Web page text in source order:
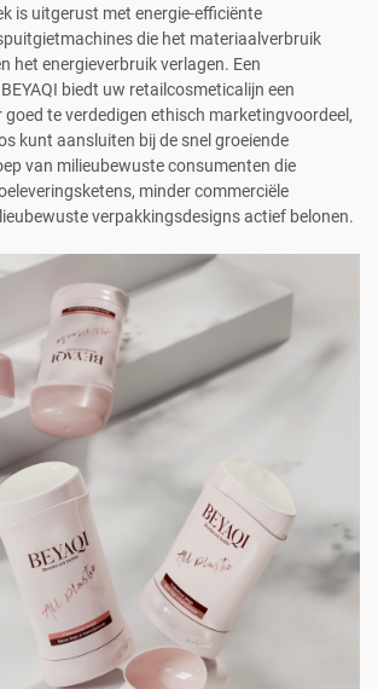
is uitgerust met energie-efficiënte
die het materiaalverbruik
het energieverbruik verlagen. Een
biedt uw retailcosmeticalijn een
te verdedigen ethisch marketingvoordeel,
kunt aansluiten bij de snel groeiende
van milieubewuste consumenten die
minder commerciële
verpakkingsdesigns actief belonen.